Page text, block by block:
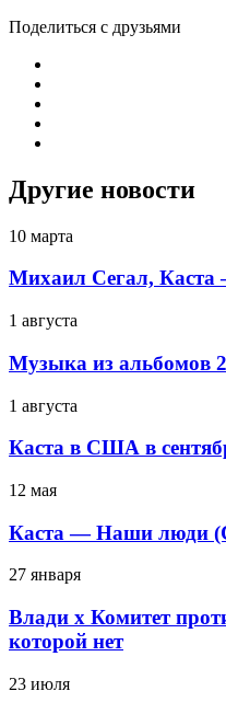
Поделиться с друзьями
Другие новости
10 марта
Михаил Сегал, Каста
1 августа
Музыка из альбомов 2
1 августа
Каста в США в
12 мая
Каста — Наши люди
27 января
Влади х Комитет
которой нет
23 июля